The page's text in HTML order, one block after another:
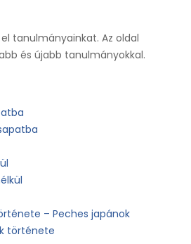
tanulmányainkat. Az oldal
és újabb tanulmányokkal.
– Peches japánok
története